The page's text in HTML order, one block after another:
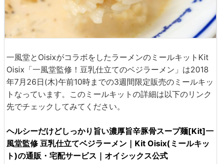
一風堂とOisixがコラボをしたラーメンのミールキットKit
Oisix「一風堂監修！豆乳仕立てのベジラーメン」は2018
年7月26日(木)午前10時までの3週間限定販売のミールキッ
トなっています。このミールキットの詳細は以下のリンク
先でチェックしてみてください。
ヘルシーだけどしっかり旨い濃厚旨辛豚骨スープ麺[Kit]一
風堂監修 豆乳仕立てベジラーメン｜Kit Oisix(ミールキッ
ト)の通販・宅配サービス｜オイシックス公式